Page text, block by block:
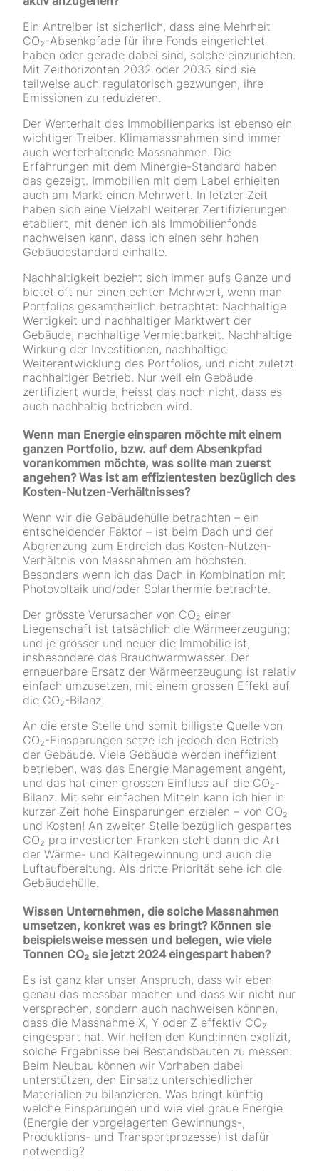
Ein Antreiber ist sicherlich, dass eine Mehrheit
CO₂-Absenkpfade für ihre Fonds eingerichtet
haben oder gerade dabei sind, solche einzurichten.
Mit Zeithorizonten 2032 oder 2035 sind sie
teilweise auch regulatorisch gezwungen, ihre
Emissionen zu reduzieren.
Der Werterhalt des Immobilienparks ist ebenso ein
wichtiger Treiber. Klimamassnahmen sind immer
auch werterhaltende Massnahmen. Die
Erfahrungen mit dem Minergie-Standard haben
das gezeigt. Immobilien mit dem Label erhielten
auch am Markt einen Mehrwert. In letzter Zeit
haben sich eine Vielzahl weiterer Zertifizierungen
etabliert, mit denen ich als Immobilienfonds
nachweisen kann, dass ich einen sehr hohen
Gebäudestandard einhalte.
Nachhaltigkeit bezieht sich immer aufs Ganze und
bietet oft nur einen echten Mehrwert, wenn man
Portfolios gesamtheitlich betrachtet: Nachhaltige
Wertigkeit und nachhaltiger Marktwert der
Gebäude, nachhaltige Vermietbarkeit. Nachhaltige
Wirkung der Investitionen, nachhaltige
Weiterentwicklung des Portfolios, und nicht zuletzt
nachhaltiger Betrieb. Nur weil ein Gebäude
zertifiziert wurde, heisst das noch nicht, dass es
auch nachhaltig betrieben wird.
Wenn man Energie einsparen möchte mit einem
ganzen Portfolio, bzw. auf dem Absenkpfad
vorankommen möchte, was sollte man zuerst
angehen? Was ist am effizientesten bezüglich des
Kosten-Nutzen-Verhältnisses?
Wenn wir die Gebäudehülle betrachten – ein
entscheidender Faktor – ist beim Dach und der
Abgrenzung zum Erdreich das Kosten-Nutzen-
Verhältnis von Massnahmen am höchsten.
Besonders wenn ich das Dach in Kombination mit
Photovoltaik und/oder Solarthermie betrachte.
Der grösste Verursacher von CO₂ einer
Liegenschaft ist tatsächlich die Wärmeerzeugung;
und je grösser und neuer die Immobilie ist,
insbesondere das Brauchwarmwasser. Der
erneuerbare Ersatz der Wärmeerzeugung ist relativ
einfach umzusetzen, mit einem grossen Effekt auf
die CO₂-Bilanz.
An die erste Stelle und somit billigste Quelle von
CO₂-Einsparungen setze ich jedoch den Betrieb
der Gebäude. Viele Gebäude werden ineffizient
betrieben, was das Energie Management angeht,
und das hat einen grossen Einfluss auf die CO₂-
Bilanz. Mit sehr einfachen Mitteln kann ich hier in
kurzer Zeit hohe Einsparungen erzielen – von CO₂
und Kosten! An zweiter Stelle bezüglich gespartes
CO₂ pro investierten Franken steht dann die Art
der Wärme- und Kältegewinnung und auch die
Luftaufbereitung. Als dritte Priorität sehe ich die
Gebäudehülle.
Wissen Unternehmen, die solche Massnahmen
umsetzen, konkret was es bringt? Können sie
beispielsweise messen und belegen, wie viele
Tonnen CO₂ sie jetzt 2024 eingespart haben?
Es ist ganz klar unser Anspruch, dass wir eben
genau das messbar machen und dass wir nicht nur
versprechen, sondern auch nachweisen können,
dass die Massnahme X, Y oder Z effektiv CO₂
eingespart hat. Wir helfen den Kund:innen explizit,
solche Ergebnisse bei Bestandsbauten zu messen.
Beim Neubau können wir Vorhaben dabei
unterstützen, den Einsatz unterschiedlicher
Materialien zu bilanzieren. Was bringt künftig
welche Einsparungen und wie viel graue Energie
(Energie der vorgelagerten Gewinnungs-,
Produktions- und Transportprozesse) ist dafür
notwendig?